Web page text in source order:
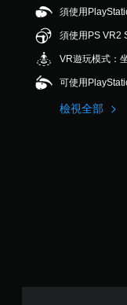
須使用
須使用PS VR2
VR遊玩模式：
可使用
檢視全部